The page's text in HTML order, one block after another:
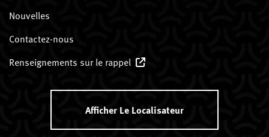
Nouvelles
Contactez-nous
Renseignements sur le rappel
Afficher Le Localisateur